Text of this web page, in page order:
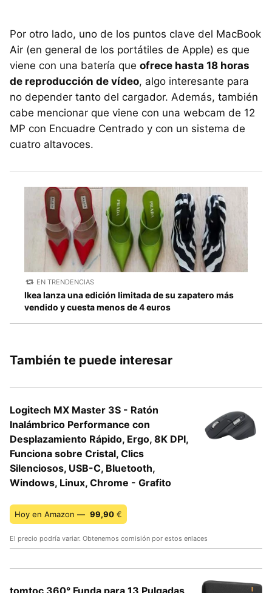
Por otro lado, uno de los puntos clave del MacBook
Air (en general de los portátiles de Apple) es que
viene con una batería que ofrece hasta 18 horas
de reproducción de vídeo, algo interesante para
no depender tanto del cargador. Además, también
cabe mencionar que viene con una webcam de 12
MP con Encuadre Centrado y con un sistema de
cuatro altavoces.
EN TRENDENCIAS
Ikea lanza una edición limitada de su zapatero más
vendido y cuesta menos de 4 euros
También te puede interesar
Logitech MX Master 3S - Ratón
Inalámbrico Performance con
Desplazamiento Rápido, Ergo, 8K DPI,
Funciona sobre Cristal, Clics
Silenciosos, USB-C, Bluetooth,
Windows, Linux, Chrome - Grafito
Hoy en Amazon — 99,90 €
El precio podría variar. Obtenemos comisión por estos enlaces
tomtoc 360° Funda para 13 Pulgadas